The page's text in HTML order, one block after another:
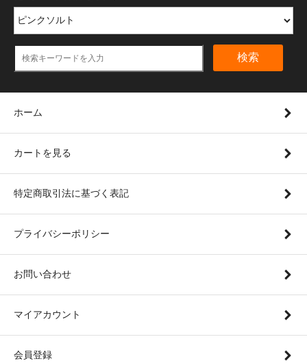
検索
ホーム
カートを見る
特定商取引法に基づく表記
プライバシーポリシー
お問い合わせ
マイアカウント
会員登録